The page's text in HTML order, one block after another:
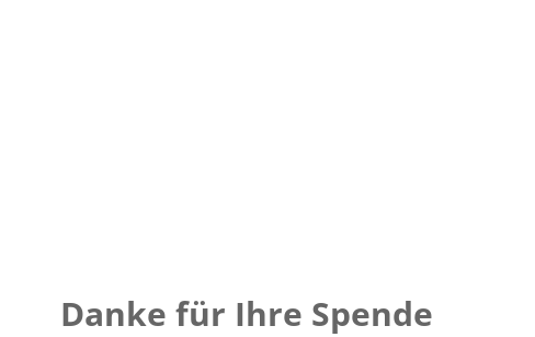
Danke für Ihre Spende